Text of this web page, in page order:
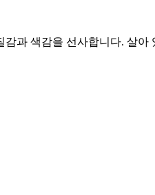
과 색감을 선사합니다. 살